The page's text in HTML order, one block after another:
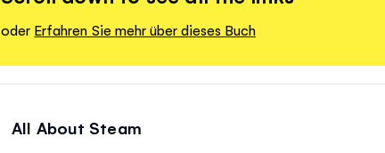
oder Erfahren Sie mehr über dieses Buch
All About Steam